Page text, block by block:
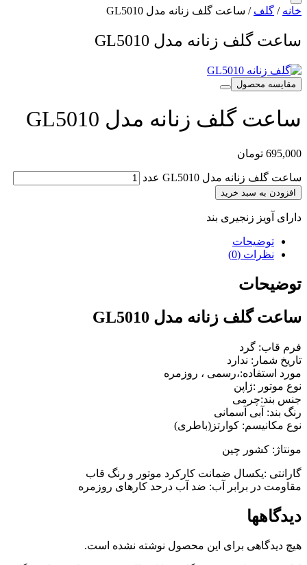
خانه / گلف / ساعت گلف زنانه مدل GL5010
ساعت گلف زنانه مدل GL5010
مقایسه محصول
ساعت گلف زنانه مدل GL5010
695,000 تومان
ساعت گلف زنانه مدل GL5010 عدد
افزودن به سبد خرید
دارای آویز زنجیری بند
توضیحات
نظرات (0)
توضیحات
ساعت گلف زنانه مدل GL5010
فرم قاب: گرد
تاریخ شمار: ندارد
مورد استفاده:،رسمی ، روزمره
نوع موتور :ژاپن
جنس بند:چرمی
رنگ بند: آبی آسمانی
نوع مکانیسم: کوارتز(باطری)
مونتاژ: کشور چین
گارانتی :یکسال ضمانت کارکرد موتور و رنگ قاب
مقاومت در برابر آب: ضد آب درحد کارهای روزمره
دیدگاهها
هیچ دیدگاهی برای این محصول نوشته نشده است.